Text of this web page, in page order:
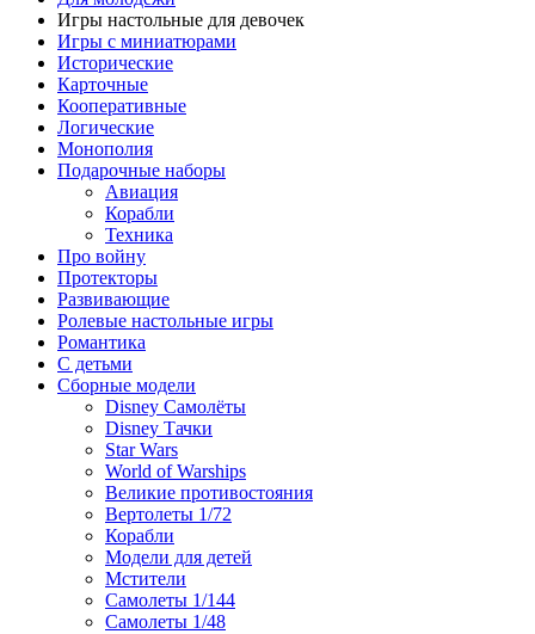
Игры настольные для девочек
Игры с миниатюрами
Исторические
Карточные
Кооперативные
Логические
Монополия
Подарочные наборы
Авиация
Корабли
Техника
Про войну
Протекторы
Развивающие
Ролевые настольные игры
Романтика
С детьми
Сборные модели
Disney Самолёты
Disney Тачки
Star Wars
World of Warships
Великие противостояния
Вертолеты 1/72
Корабли
Модели для детей
Мстители
Самолеты 1/144
Самолеты 1/48